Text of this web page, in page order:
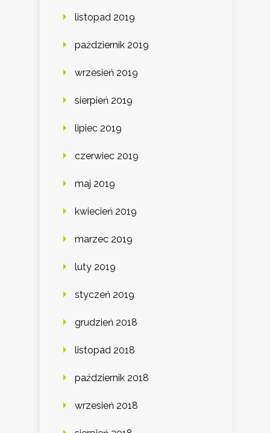
listopad 2019
październik 2019
wrzesień 2019
sierpień 2019
lipiec 2019
czerwiec 2019
maj 2019
kwiecień 2019
marzec 2019
luty 2019
styczeń 2019
grudzień 2018
listopad 2018
październik 2018
wrzesień 2018